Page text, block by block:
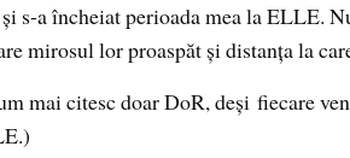
s-a încheiat perioada mea la ELLE.
mirosul lor proaspăt și distanța la
mai citesc doar DoR, deși fiecare